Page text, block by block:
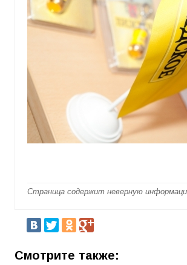
Страница содержит неверную
Смотрите также: